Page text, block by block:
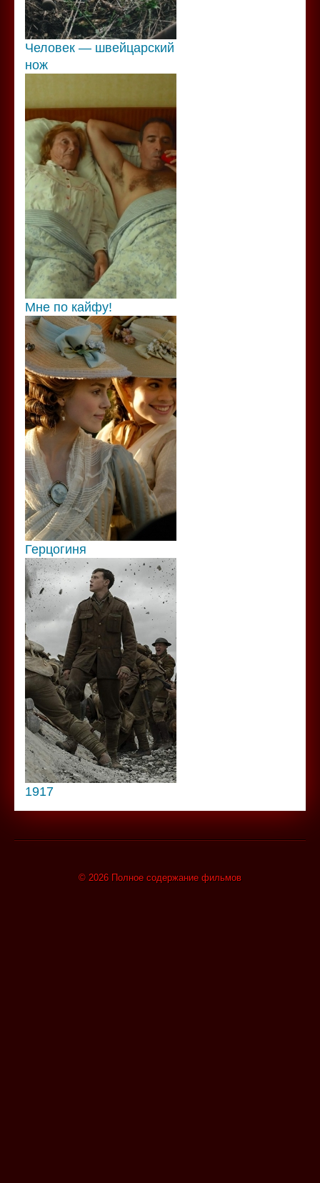
Человек — швейцарский
нож
Мне по кайфу!
Герцогиня
1917
© 2026 Полное содержание фильмов